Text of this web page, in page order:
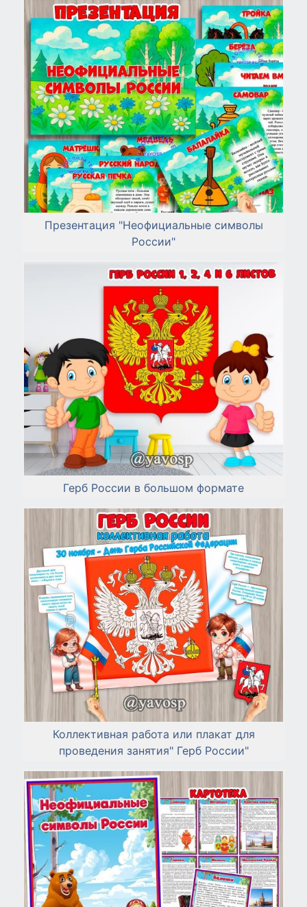
Презентация "Неофициальные символы
России"
Герб России в большом формате
Коллективная работа или плакат для
проведения занятия" Герб России"